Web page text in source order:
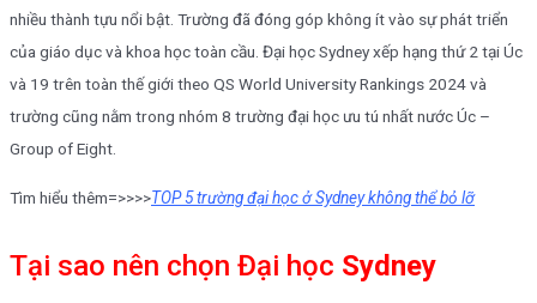
nhiều thành tựu nổi bật. Trường đã đóng góp không ít vào sự phát triển
của giáo dục và khoa học toàn cầu. Đại học Sydney xếp hạng thứ 2 tại Úc
và 19 trên toàn thế giới theo QS World University Rankings 2024 và
trường cũng nằm trong nhóm 8 trường đại học ưu tú nhất nước Úc –
Group of Eight.
Tìm hiểu thêm=>>>>TOP 5 trường đại học ở Sydney không thể bỏ lỡ
Tại sao nên chọn Đại học Sydney